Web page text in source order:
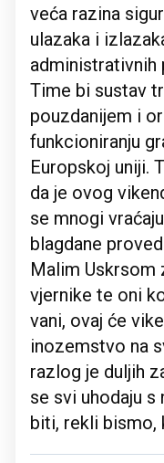
veća razina
ulazaka i
administrativnih
Time bi sustav
pouzdanijem i
funkcioniranju
Europskoj uniji.
da je ovog
se mnogi
blagdane
Malim Uskrsom
vjernike te oni
vani, ovaj će
inozemstvo na
razlog je duljih
se svi uhodaju
biti, rekli bismo,